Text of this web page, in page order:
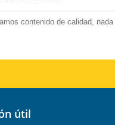
contenido de calidad,
útil